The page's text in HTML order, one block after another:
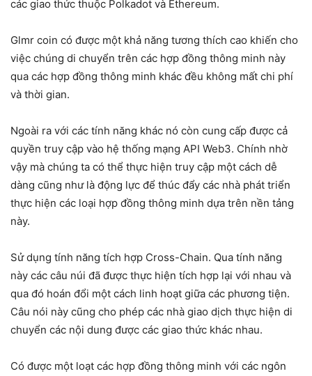
các giao thức thuộc Polkadot và Ethereum.
Glmr coin có được một khả năng tương thích cao khiến cho
việc chúng di chuyển trên các hợp đồng thông minh này
qua các hợp đồng thông minh khác đều không mất chi phí
và thời gian.
Ngoài ra với các tính năng khác nó còn cung cấp được cả
quyền truy cập vào hệ thống mạng API Web3. Chính nhờ
vậy mà chúng ta có thể thực hiện truy cập một cách dễ
dàng cũng như là động lực để thúc đẩy các nhà phát triển
thực hiện các loại hợp đồng thông minh dựa trên nền tảng
này.
Sử dụng tính năng tích hợp Cross-Chain. Qua tính năng
này các câu núi đã được thực hiện tích hợp lại với nhau và
qua đó hoán đổi một cách linh hoạt giữa các phương tiện.
Câu nói này cũng cho phép các nhà giao dịch thực hiện di
chuyển các nội dung được các giao thức khác nhau.
Có được một loạt các hợp đồng thông minh với các ngôn